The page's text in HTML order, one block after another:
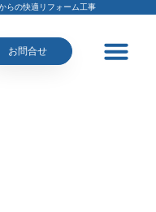
らの快適リフォーム工事
お問合せ